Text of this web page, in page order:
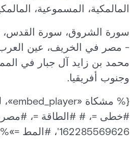
المالمكية، المسموعية،
سورة الشروق، سورة
- مصر في الخريف، عين
محمد بن زايد آل جبار في
وجنوب أفريقيا.
162285569626'، #المط =»%}